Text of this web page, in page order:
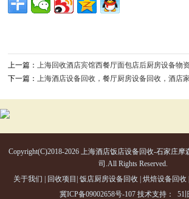
上一篇：上海回收酒店宾馆西餐厅面包店后厨房设备物
下一篇：上海酒店设备回收，餐厅厨房设备回收，酒店
Copyright(C)2018-2026 上海酒店饭店设备回收-石家庄
司.All Rights Reserved.
关于我们
回收项目 饭店厨房设备回收 烘焙设备回收
冀ICP备09002658号-107 技术支持： 51